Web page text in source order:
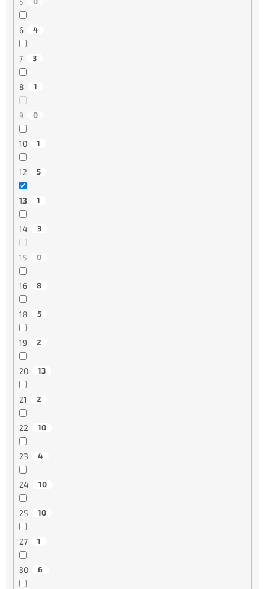
6 4
7 3
8 1
9 0
10 1
12 5
13 1
14 3
15 0
16 8
18 5
19 2
20 13
21 2
22 10
23 4
24 10
25 10
27 1
30 6